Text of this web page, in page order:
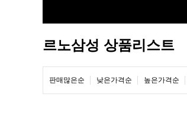
르노삼성 상품리스트
판매많은순 낮은가격순 높은가격순